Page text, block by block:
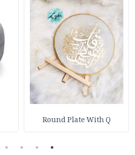
Round Plate With Q
1
2
3
4